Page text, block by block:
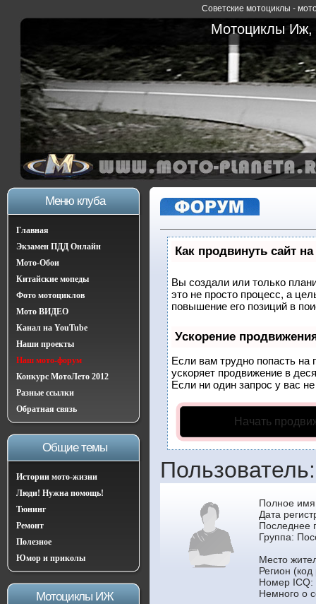
Советские мотоциклы -
Мотоциклы Иж,
Меню клуба
Главная
Экзамен ПДД Онлайн
Мото-Обои
Китайские мопеды
Фото мотоциклов
Мото ВИДЕО
Канал на YouTube
Наши проекты
Наш мото-форум
Конкурс МотоЛето 2012
Разные ссылки
Обратная связь
Общие темы
Истории мото-жизни
Люди! Нужна помощь!
Тюнинг
Ремонт
Полезное
Юмор и приколы
Мотоциклы ИЖ
Как продвинуть сайт
Вы создали или только
это не просто процесс, а
повышение его позиций в
Ускорение
Если вам трудно попасть на
ускоряет продвижение в
Если ни один запрос у вас
Начать
Полное
Дата
Последнее
Группа:
Место
Регион (код
Номер ICQ:
Немного о